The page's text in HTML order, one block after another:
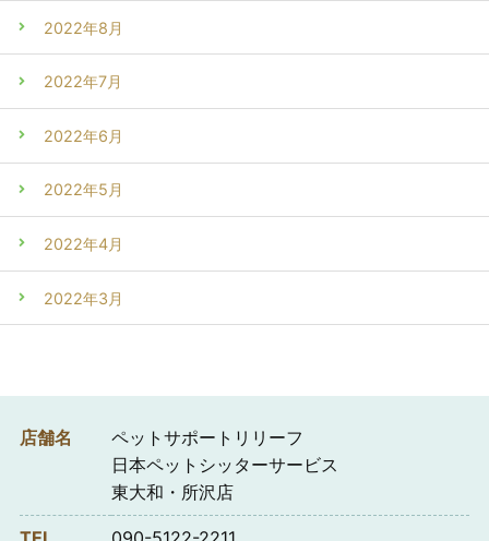
2022年8月
2022年7月
2022年6月
2022年5月
2022年4月
2022年3月
店舗名
ペットサポートリリーフ
日本ペットシッターサービス
東大和・所沢店